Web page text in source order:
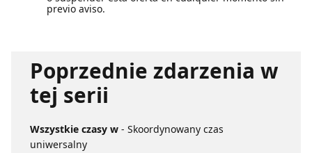
previo aviso.
Poprzednie zdarzenia w
tej serii
Wszystkie czasy w - Skoordynowany czas
uniwersalny